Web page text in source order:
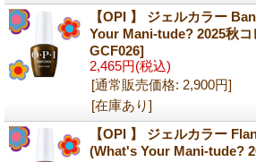
【OPI 】 ジェルカラー
Your Mani‑tude? 2025秋
GCF026]
2,465円(税込)
[通常販売価格: 2,900円]
[在庫あり]
【OPI 】 ジェルカラー
(What's Your Mani‑tude?